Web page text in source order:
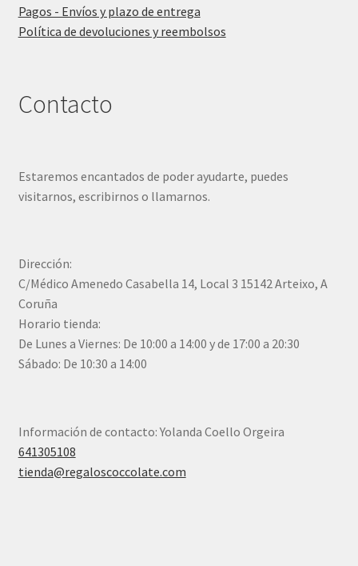
Pagos - Envíos y plazo de entrega
Política de devoluciones y reembolsos
Contacto
Estaremos encantados de poder ayudarte, puedes
visitarnos, escribirnos o llamarnos.
Dirección:
C/Médico Amenedo Casabella 14, Local 3 15142 Arteixo, A
Coruña
Horario tienda:
De Lunes a Viernes: De 10:00 a 14:00 y de 17:00 a 20:30
Sábado: De 10:30 a 14:00
Información de contacto: Yolanda Coello Orgeira
641305108
tienda@regaloscoccolate.com